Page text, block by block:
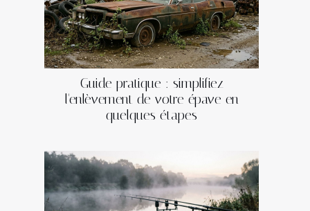
Guide pratique : simplifiez
l'enlèvement de votre épave en
quelques étapes